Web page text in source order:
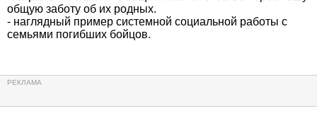
общую заботу об их родных.
- наглядный пример системной социальной работы с
семьями погибших бойцов.